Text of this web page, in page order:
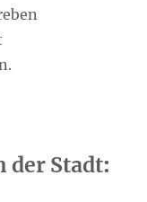
der Stadt: